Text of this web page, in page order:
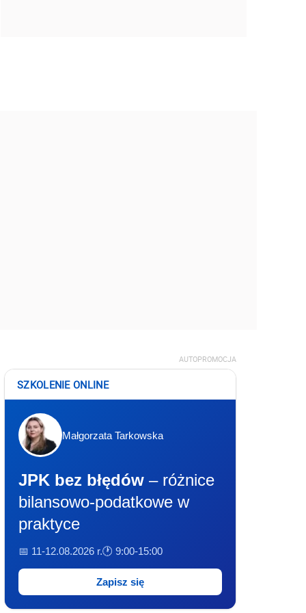
AUTOPROMOCJA
SZKOLENIE ONLINE
Małgorzata Tarkowska
JPK bez błędów – różnice
bilansowo-podatkowe w
praktyce
📅 11-12.08.2026 r.🕐 9:00-15:00
Zapisz się